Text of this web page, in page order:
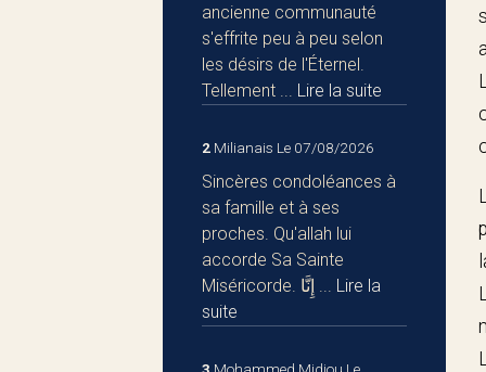
ancienne communauté
s'effrite peu à peu selon
les désirs de l'Éternel.
Tellement ... Lire la suite
2 Milianais Le 07/08/2026
Sincères condoléances à
sa famille et à ses
proches. Qu'allah lui
accorde Sa Sainte
Miséricorde. إِنَّا ... Lire la
suite